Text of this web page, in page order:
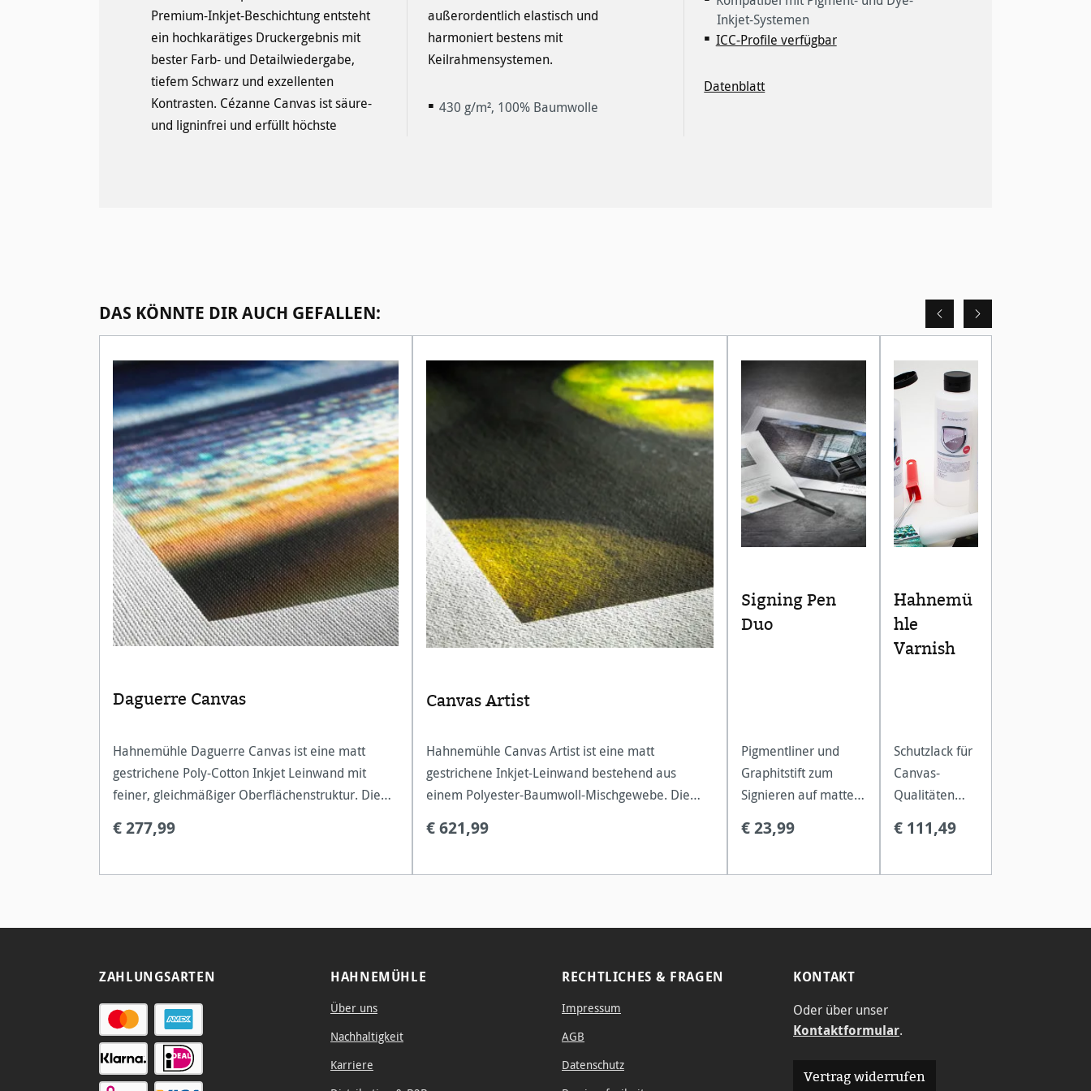
Premium-Inkjet-Beschichtung entsteht
ein hochkarätiges Druckergebnis mit
bester Farb- und Detailwiedergabe,
tiefem Schwarz und exzellenten
Kontrasten. Cézanne Canvas ist säure-
und ligninfrei und erfüllt höchste
außerordentlich elastisch und
harmoniert bestens mit
Keilrahmensystemen.
430 g/m², 100% Baumwolle
Inkjet-Systemen
ICC-Profile verfügbar
Datenblatt
DAS KÖNNTE DIR AUCH GEFALLEN:
Daguerre Canvas
Hahnemühle Daguerre Canvas ist eine matt
gestrichene Poly-Cotton Inkjet Leinwand mit
feiner, gleichmäßiger Oberflächenstruktur. Die
hohen Weißgrad aus. In Kombination mit der
€ 277,99
Canvas Artist
Hahnemühle Canvas Artist ist eine matt
gestrichene Inkjet-Leinwand bestehend aus
einem Polyester-Baumwoll-Mischgewebe. Die
Aufhellern und verfügt über eine grobe
€ 621,99
Signing Pen
Duo
Pigmentliner und
Graphitstift zum
Signieren auf matten,
hochglänzenden
€ 23,99
Hahnemü
hle
Varnish
Schutzlack für
Canvas-
Qualitäten
vor UV-Licht
€ 111,49
ZAHLUNGSARTEN HAHNEMÜHLE
Über uns
Nachhaltigkeit
Karriere
RECHTLICHES & FRAGEN
Impressum
AGB
Datenschutz
KONTAKT
Oder über unser
Kontaktformular.
Vertrag widerrufen